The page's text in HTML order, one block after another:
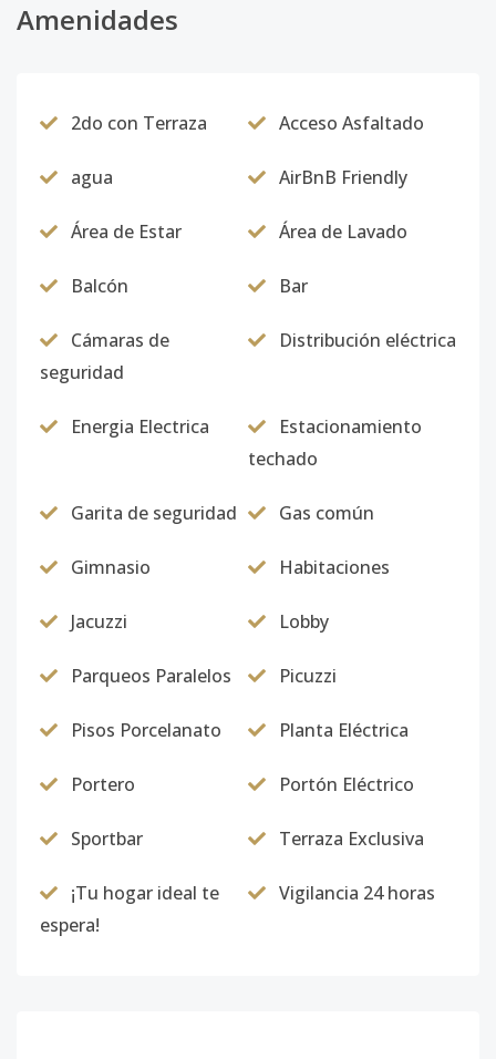
Amenidades
2do con Terraza Acceso Asfaltado
agua AirBnB Friendly
Área de Estar Área de Lavado
Balcón Bar
Cámaras de
seguridad
Distribución eléctrica
Energia Electrica
Estacionamiento
techado
Garita de seguridad Gas común
Gimnasio Habitaciones
Jacuzzi Lobby
Parqueos Paralelos Picuzzi
Pisos Porcelanato Planta Eléctrica
Portero Portón Eléctrico
Sportbar Terraza Exclusiva
¡Tu hogar ideal te
espera!
Vigilancia 24 horas